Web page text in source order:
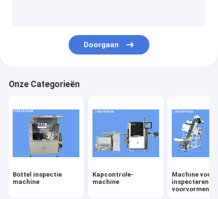
Doorgaan
Onze Categorieën
Bottel inspectie
machine
Kapcontrole-
machine
Machine voor
inspecteren
voorvormen